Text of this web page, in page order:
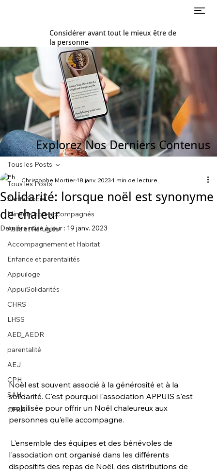
Considérer avant tout le mieux être de
la personne
Explorez Nos Derniers Contenus
Tous les Posts
Santé Social
Mineurs non-accompagnés
Asile et Réfugiés
Accompagnement et Habitat
Enfance et parentalités
Appuiloge
AppuiSolidarités
CHRS
LHSS
AED_AEDR
parentalité
AEJ
CPH
SAH
CESA
Tous les Posts
Solidarité: lorsque noël est synonyme
de chaleur
Christophe Mortier 18 janv. 2023 1 min de lecture
Dernière mise à jour : 19 janv. 2023
Noël est souvent associé à la générosité et à la
solidarité. C'est pourquoi l'association APPUIS s'est
mobilisée pour offrir un Noël chaleureux aux
personnes qu'elle accompagne.
l'association ont organisé dans les différents
dispositifs des repas de Noël, des distributions de